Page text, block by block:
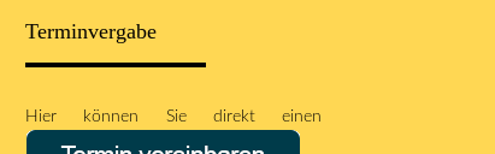
Terminvergabe
Hier können Sie direkt einen